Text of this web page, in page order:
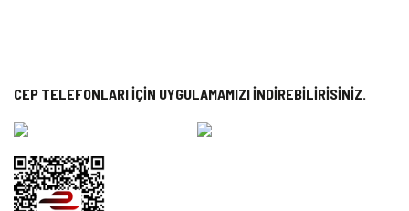
CEP TELEFONLARI İÇİN UYGULAMAMIZI İNDİREBİLİRİSİNİZ.